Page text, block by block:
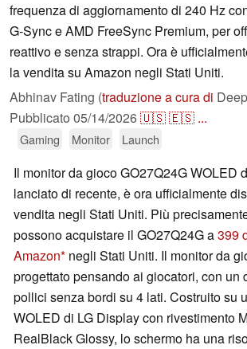
frequenza di aggiornamento di 240 Hz
G-Sync e AMD FreeSync Premium, per
reattivo e senza strappi. Ora è
la vendita su Amazon negli Stati Uniti.
Abhinav Fating (traduzione a cura di
Pubblicato 05/14/2026🇺🇸🇪🇸 ...
Gaming Monitor Launch
Il monitor da gioco GO27Q24G WOLED
lanciato di recente, è ora ufficialmente
vendita negli Stati Uniti. Più
possono acquistare il GO27Q24G a399
Amazon negli Stati Uniti. Il monitor da
progettato pensando ai giocatori, con un
pollici senza bordi su 4 lati. Costruito su
WOLED di LG Display con rivestimento
RealBlack Glossy, lo schermo ha una